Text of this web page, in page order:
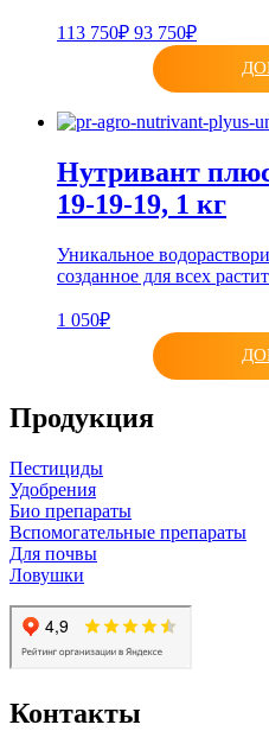
113 750₽ 93 750₽
Нутривант
19-19-19, 1 кг
Уникальное
созданное для всех
1 050₽
Продукция
Пестициды
Удобрения
Био препараты
Вспомогательные препараты
Для почвы
Ловушки
Контакты